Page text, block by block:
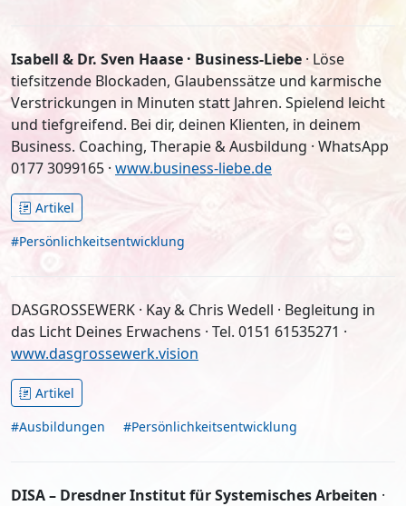
Isabell & Dr. Sven Haase · Business-Liebe · Löse
tiefsitzende Blockaden, Glaubenssätze und karmische
Verstrickungen in Minuten statt Jahren. Spielend leicht
und tiefgreifend. Bei dir, deinen Klienten, in deinem
Business. Coaching, Therapie & Ausbildung · WhatsApp
0177 3099165 · www.business-liebe.de
Artikel
#Persönlichkeitsentwicklung
DASGROSSEWERK · Kay & Chris Wedell · Begleitung in
das Licht Deines Erwachens · Tel. 0151 61535271 ·
www.dasgrossewerk.vision
Artikel
#Ausbildungen
#Persönlichkeitsentwicklung
DISA – Dresdner Institut für Systemisches Arbeiten ·